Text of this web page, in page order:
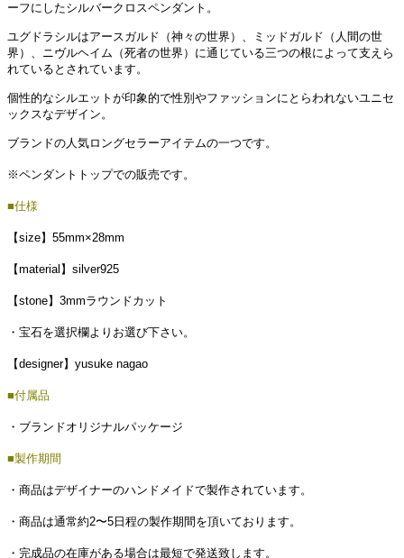
ーフにしたシルバークロスペンダント。
ユグドラシルはアースガルド（神々の世界）、ミッドガルド（人間の世
界）、ニヴルヘイム（死者の世界）に通じている三つの根によって支えら
れているとされています。
個性的なシルエットが印象的で性別やファッションにとらわれないユニセ
ックスなデザイン。
ブランドの人気ロングセラーアイテムの一つです。
※ペンダントトップでの販売です。
■仕様
【size】 55mm×28mm
【material】silver925
【stone】3mmラウンドカット
・宝石を選択欄よりお選び下さい。
【designer】yusuke nagao
■付属品
・ブランドオリジナルパッケージ
■製作期間
・商品はデザイナーのハンドメイドで製作されています。
・商品は通常約2〜5日程の製作期間を頂いております。
・完成品の在庫がある場合は最短で発送致します。